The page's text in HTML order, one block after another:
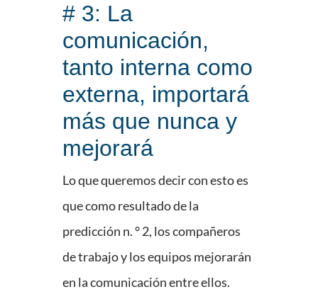
# 3: La
comunicación,
tanto interna como
externa, importará
más que nunca y
mejorará
Lo que queremos decir con esto es
que como resultado de la
predicción n. ° 2, los compañeros
de trabajo y los equipos mejorarán
en la comunicación entre ellos.